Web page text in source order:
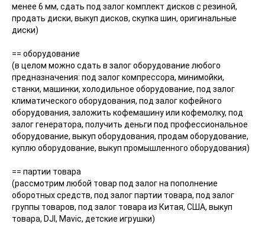
менее 6 мм, сдать под залог комплект дисков с резиной,
продать диски, выкуп дисков, скупка шин, оригинальные
диски)
== оборудование
(в целом можно сдать в залог оборудование любого
предназначения: под залог компрессора, минимойки,
станки, машинки, холодильное оборудование, под залог
климатического оборудования, под залог кофейного
оборудования, заложить кофемашину или кофемолку, под
залог генератора, получить деньги под профессиональное
оборудование, выкуп оборудования, продам оборудование,
куплю оборудование, выкуп промышленного оборудования)
== партии товара
(рассмотрим любой товар под залог на пополнение
оборотных средств, под залог партии товара, под залог
группы товаров, под залог товара из Китая, США, выкуп
товара, DJI, Mavic, детские игрушки)